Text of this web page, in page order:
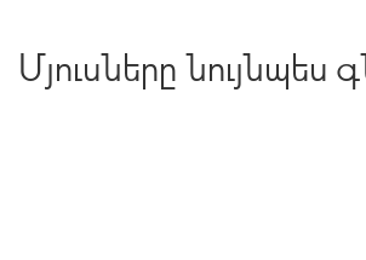
Մյուսները նույնպես